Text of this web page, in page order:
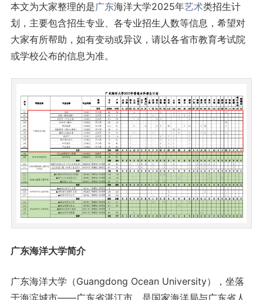
本文为大家整理的是广东海洋大学2025年艺术类招生计
划，主要包含招生专业、各专业招生人数等信息，希望对
大家有所帮助，如有变动或异议，请以各省市教育考试院
或学校公布的信息为准。
广东海洋大学简介
广东海洋大学（Guangdong Ocean University），坐落
于海滨城市——广东省湛江市，是国家海洋局与广东省人